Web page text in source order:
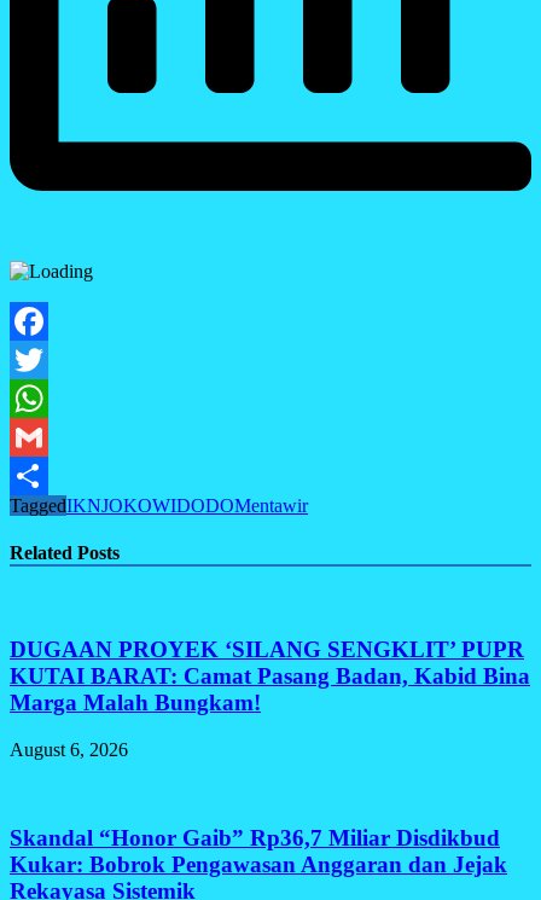
Facebook
Twitter
WhatsApp
Gmail
Share
TaggedIKNJOKOWIDODOMentawir
Related Posts
DUGAAN PROYEK ‘SILANG SENGKLIT’ PUPR
KUTAI BARAT: Camat Pasang Badan, Kabid Bina
Marga Malah Bungkam!
August 6, 2026
Skandal “Honor Gaib” Rp36,7 Miliar Disdikbud
Kukar: Bobrok Pengawasan Anggaran dan Jejak
Rekayasa Sistemik